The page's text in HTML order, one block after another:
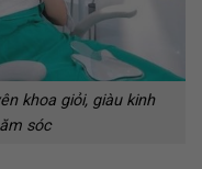
khoa giỏi, giàu kinh
sóc